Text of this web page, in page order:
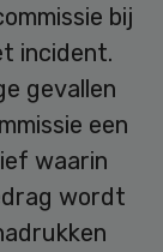
bij
incident.
gevallen
een
waarin
wordt